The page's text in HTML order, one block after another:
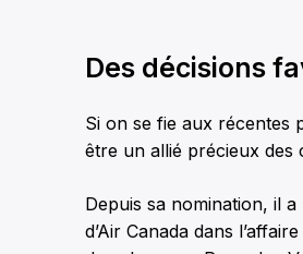
Des décisions
Si on se fie aux récentes
être un allié précieux
Depuis sa nomination, il
d’Air Canada dans